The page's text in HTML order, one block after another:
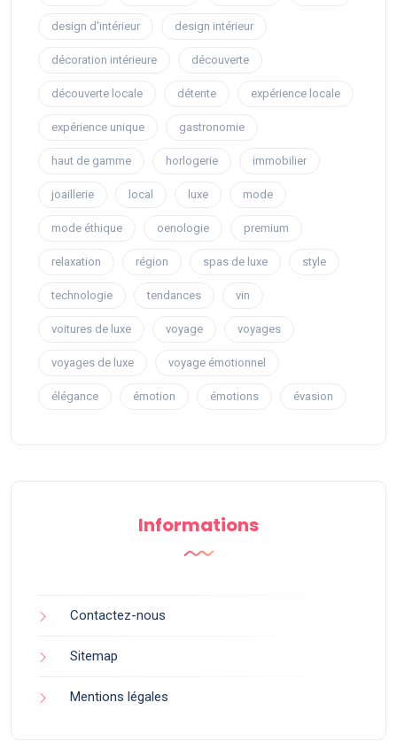
design d'intérieur design intérieur
décoration intérieure découverte
découverte locale détente expérience locale
expérience unique gastronomie
haut de gamme horlogerie immobilier
joaillerie local luxe mode
mode éthique oenologie premium
relaxation région spas de luxe style
technologie tendances vin
voitures de luxe voyage voyages
voyages de luxe voyage émotionnel
élégance émotion émotions évasion
Informations
Contactez-nous
Sitemap
Mentions légales